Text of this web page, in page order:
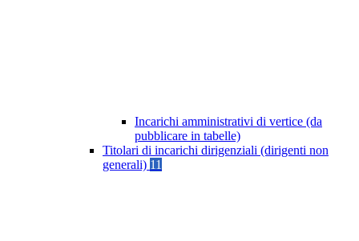
Incarichi amministrativi di vertice (da
pubblicare in tabelle)
Titolari di incarichi dirigenziali (dirigenti non
generali) 11